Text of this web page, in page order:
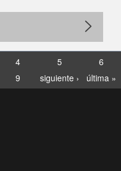
4 5
6
9 siguiente › última »